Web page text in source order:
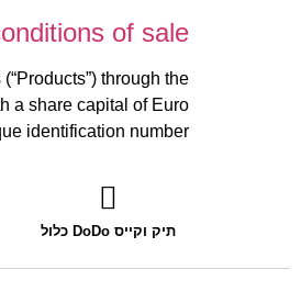
of sale
through the
a share capital of Euro
identification number […]
תיק וקייס DoDo כלול